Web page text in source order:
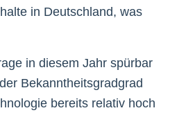
in Deutschland, was
in diesem Jahr spürbar
Bekanntheitsgradgrad
bereits relativ hoch